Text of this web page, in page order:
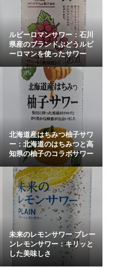
ルビーロマンサワー：石川
県産のブランドぶどうルビ
ーロマンを使ったサワー
北海道産はちみつ柚子サワ
ー：北海道のはちみつと高
知県の柚子のコラボサワー
未来のレモンサワー プレー
ンレモンサワー：キリッと
した美味しさ